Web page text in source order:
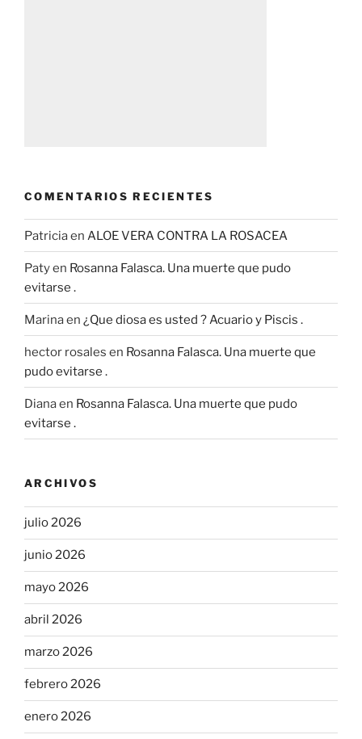
COMENTARIOS RECIENTES
Patriciaen ALOE VERA CONTRA LA ROSACEA
Patyen Rosanna Falasca. Una muerte que pudo
evitarse .
Marinaen ¿Que diosa es usted ? Acuario y Piscis .
hector rosales en Rosanna Falasca. Una muerte que
pudo evitarse .
Dianaen Rosanna Falasca. Una muerte que pudo
evitarse .
ARCHIVOS
julio 2026
junio 2026
mayo 2026
abril 2026
marzo 2026
febrero 2026
enero 2026